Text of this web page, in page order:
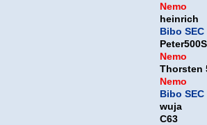
Nemo
heinrich
Bibo SEC
Nemo
Thorsten
Nemo
Bibo SEC
wuja
C63